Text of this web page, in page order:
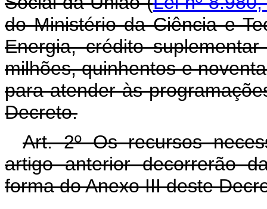
do Ministério da Ciência e
Energia, crédito
milhões, quinhentos e
para atender às
Decreto.
Art. 2º Os recursos
artigo anterior decorrerão
forma do Anexo III deste